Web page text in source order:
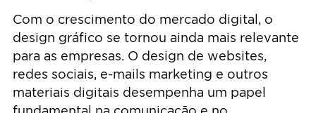
Com o crescimento do mercado digital, o
design gráfico se tornou ainda mais relevante
para as empresas. O design de websites,
redes sociais, e-mails marketing e outros
materiais digitais desempenha um papel